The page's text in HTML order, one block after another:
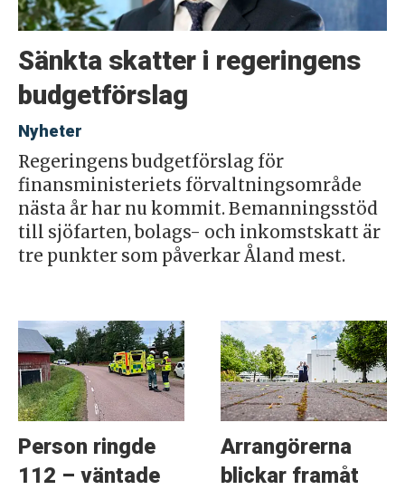
Sänkta skatter i regeringens
budgetförslag
Nyheter
Regeringens budgetförslag för
finansministeriets förvaltningsområde
nästa år har nu kommit. Bemanningsstöd
till sjöfarten, bolags- och inkomstskatt är
tre punkter som påverkar Åland mest.
Person ringde
112 – väntade
Arrangörerna
blickar framåt